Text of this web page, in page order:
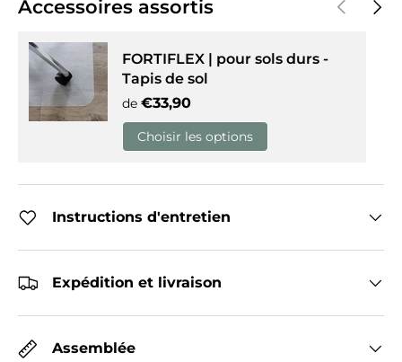
Accessoires assortis
FORTIFLEX | pour sols durs -
Tapis de sol
de Prix habituel
€33,90
Choisir les options
Instructions d'entretien
Expédition et livraison
Assemblée